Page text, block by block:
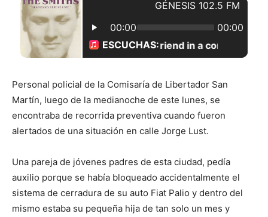
Personal policial de la Comisaría de Libertador San
Martín, luego de la medianoche de este lunes, se
encontraba de recorrida preventiva cuando fueron
alertados de una situación en calle Jorge Lust.
Una pareja de jóvenes padres de esta ciudad, pedía
auxilio porque se había bloqueado accidentalmente el
sistema de cerradura de su auto Fiat Palio y dentro del
mismo estaba su pequeña hija de tan solo un mes y